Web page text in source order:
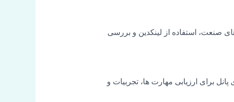
صنعت، استفاده از لینکدین و بررسی
برای ارزیابی مهارت ها، تجربیات و